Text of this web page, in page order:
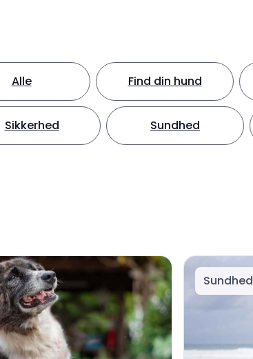
Alle Find din hund
Sikkerhed Sundhed
Sundhed